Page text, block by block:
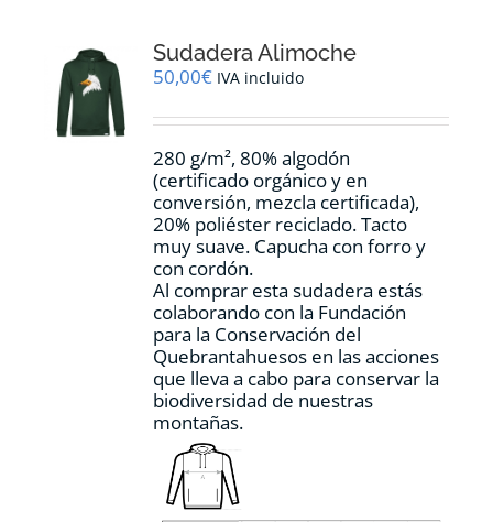
se
pueden
en
página
de
producto
Sudadera Alimoche
50,00€ IVA incluido
280 g/m², 80% algodón
(certificado orgánico y en
conversión, mezcla certificada),
20% poliéster reciclado. Tacto
muy suave. Capucha con forro y
con cordón.
Al comprar esta sudadera estás
colaborando con la Fundación
para la Conservación del
Quebrantahuesos en las acciones
que lleva a cabo para conservar la
biodiversidad de nuestras
montañas.